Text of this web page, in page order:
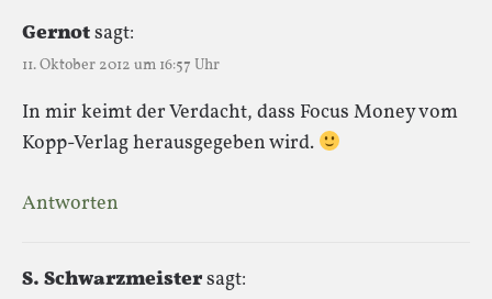
Gernotsagt:
11. Oktober 2012 um 16:57 Uhr
In mir keimt der Verdacht, dass Focus Money vom
Kopp-Verlag herausgegeben wird.
Antworten
S. Schwarzmeistersagt: